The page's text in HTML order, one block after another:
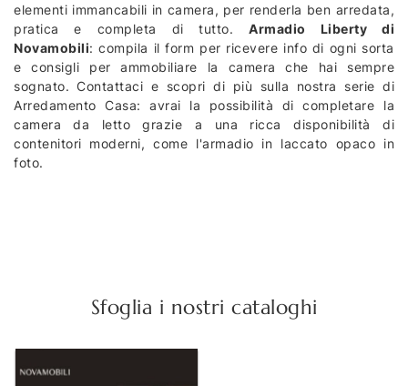
elementi immancabili in camera, per renderla ben arredata,
pratica e completa di tutto.Armadio Liberty di
Novamobili: compila il form per ricevere info di ogni sorta
e consigli per ammobiliare la camera che hai sempre
sognato. Contattaci e scopri di più sulla nostra serie di
Arredamento Casa: avrai la possibilità di completare la
camera da letto grazie a una ricca disponibilità di
contenitori moderni, come l'armadio in laccato opaco in
foto.
Sfoglia i nostri cataloghi